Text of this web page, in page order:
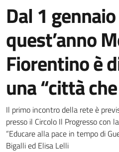
Dal 1
quest’anno
Fiorentino è
una “città
Dettagli della
Il primo incontro della rete è
presso il Circolo Il Progresso con
“Educare alla pace in tempo di
Bigalli ed Elisa Lelli